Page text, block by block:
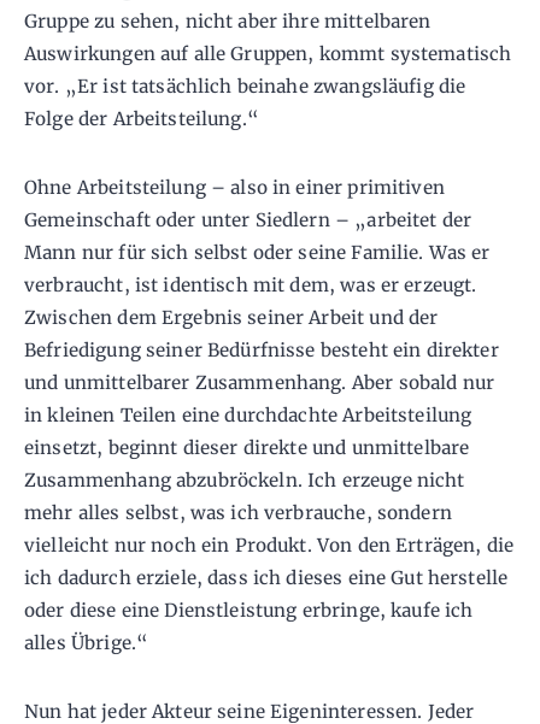
Gruppe zu sehen, nicht aber ihre mittelbaren
Auswirkungen auf alle Gruppen, kommt systematisch
vor. „Er ist tatsächlich beinahe zwangsläufig die
Folge der Arbeitsteilung.“
Ohne Arbeitsteilung – also in einer primitiven
Gemeinschaft oder unter Siedlern – „arbeitet der
Mann nur für sich selbst oder seine Familie. Was er
verbraucht, ist identisch mit dem, was er erzeugt.
Zwischen dem Ergebnis seiner Arbeit und der
Befriedigung seiner Bedürfnisse besteht ein direkter
und unmittelbarer Zusammenhang. Aber sobald nur
in kleinen Teilen eine durchdachte Arbeitsteilung
einsetzt, beginnt dieser direkte und unmittelbare
Zusammenhang abzubröckeln. Ich erzeuge nicht
mehr alles selbst, was ich verbrauche, sondern
vielleicht nur noch ein Produkt. Von den Erträgen, die
ich dadurch erziele, dass ich dieses eine Gut herstelle
oder diese eine Dienstleistung erbringe, kaufe ich
alles Übrige.“
Nun hat jeder Akteur seine Eigeninteressen. Jeder